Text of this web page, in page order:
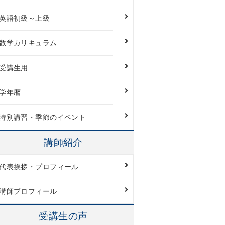
語初級～上級
学カリキュラム
講生用
年暦
別講習・季節のイベント
講師紹介
表挨拶・プロフィール
師プロフィール
受講生の声